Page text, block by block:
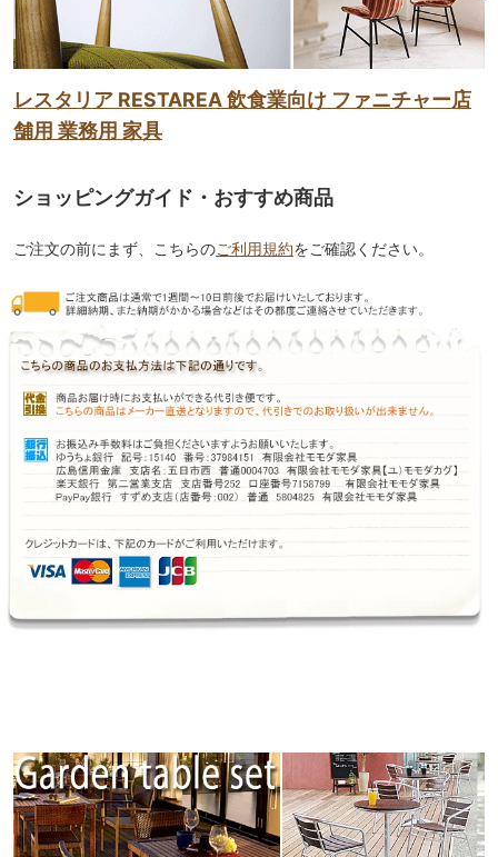
レスタリア RESTAREA 飲食業向け ファニチャー店
舗用 業務用 家具
ショッピングガイド・おすすめ商品
ご注文の前にまず、こちらのご利用規約をご確認ください。